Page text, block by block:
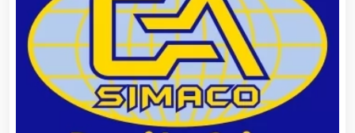
Asociaciones Civiles
Asociaciones Empresariales